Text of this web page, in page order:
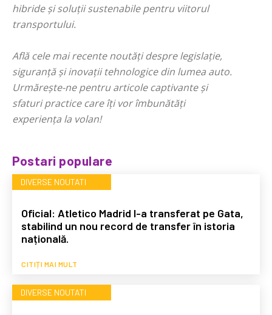
hibride și soluții sustenabile pentru viitorul
transportului.
Află cele mai recente noutăți despre legislație,
siguranță și inovații tehnologice din lumea auto.
Urmărește-ne pentru articole captivante și
sfaturi practice care îți vor îmbunătăți
experiența la volan!
Postari populare
DIVERSE NOUTATI
Oficial: Atletico Madrid l-a transferat pe Gata,
stabilind un nou record de transfer în istoria
națională.
CITIȚI MAI MULT
DIVERSE NOUTATI